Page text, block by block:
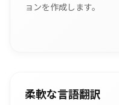
ョンを作成します。
柔軟な言語翻訳